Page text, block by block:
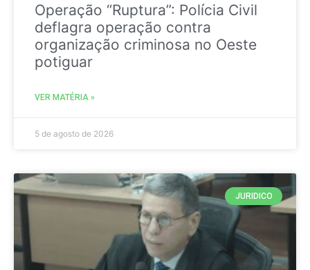
Operação “Ruptura”: Polícia Civil
deflagra operação contra
organização criminosa no Oeste
potiguar
VER MATÉRIA »
5 de agosto de 2026
JURIDICO